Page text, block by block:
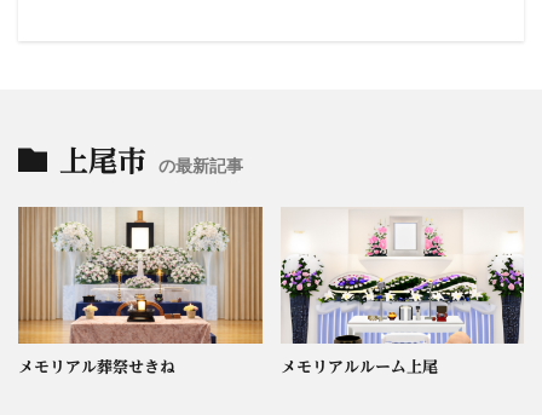
上尾市 の最新記事
メモリアル葬祭せきね メモリアルルーム上尾